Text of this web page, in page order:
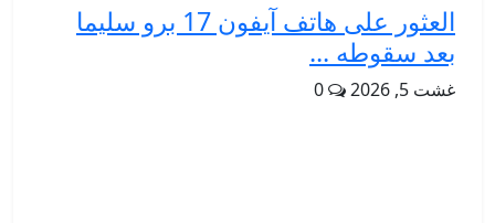
العثور على هاتف آيفون 17 برو سليما
بعد سقوطه ...
غشت 5, 2026 0